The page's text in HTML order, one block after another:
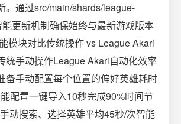
。通过src/main/shards/league-
更新机制确保始终与最新游戏版本
模块对比传统操作 vs League Akari
统手动操作League Akari自动化效率
备手动配置每个位置的偏好英雄耗时
配置一键导入10秒完成90%时间节
动搜索、选择英雄平均45秒/次智能